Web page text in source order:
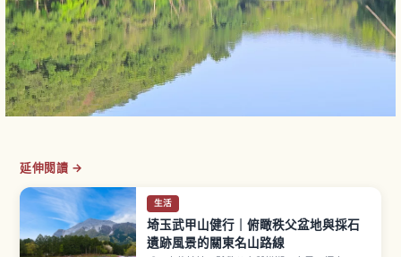
延伸閱讀 →
生活
埼玉武甲山健行｜俯瞰秩父盆地與採石
遺跡風景的關東名山路線